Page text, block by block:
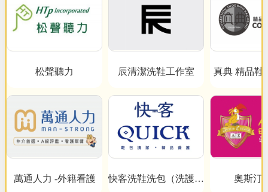
松聲聽力
萬通人力 -外籍看護
辰清潔洗鞋工作室
快客洗鞋洗包（洗護）
真典 精品鞋
奧斯汀